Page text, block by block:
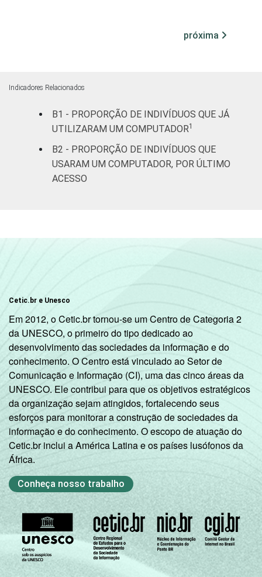
De 45 a 59
anos
41
60 anos ou
19
Mais de 1
Mais de 3
SM até 5 SM
78
Mais de 5
SM até 10
SM
88 12
Mais de 10
SM
90 10
Classe
social
B
C 59 41 0
DE 27 73
próxima
Indicadores Relacionados
B1 - PROPORÇÃO DE INDIVÍDUOS QUE JÁ
UTILIZARAM UM COMPUTADOR1
B2 - PROPORÇÃO DE INDIVÍDUOS QUE
USARAM UM COMPUTADOR, POR ÚLTIMO
ACESSO
Cetic.br e Unesco
Em 2012, o Cetic.br tornou-se um Centro de Categoria 2
da UNESCO, o primeiro do tipo dedicado ao
desenvolvimento das sociedades da informação e do
conhecimento. O Centro está vinculado ao Setor de
Comunicação e Informação (CI), uma das cinco áreas da
UNESCO. Ele contribui para que os objetivos estratégicos
da organização sejam atingidos, fortalecendo seus
esforços para monitorar a construção de sociedades da
informação e do conhecimento. O escopo de atuação do
Cetic.br inclui a América Latina e os países lusófonos da
África.
Conheça nosso trabalho